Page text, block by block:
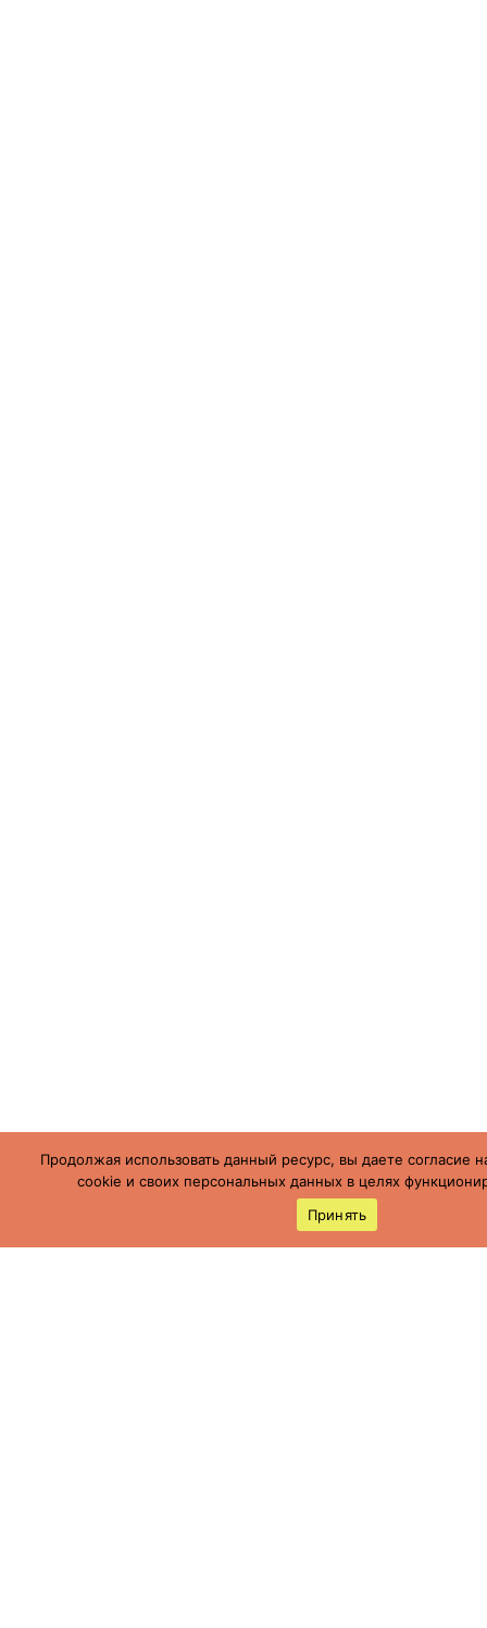
Продолжая использовать данный ресурс, вы даете согласие
cookie и своих персональных данных в целях
Принять